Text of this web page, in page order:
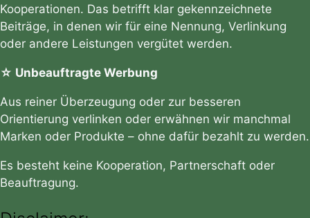
Kooperationen. Das betrifft klar gekennzeichnete
Beiträge, in denen wir für eine Nennung, Verlinkung
oder andere Leistungen vergütet werden.
☆ Unbeauftragte Werbung
Aus reiner Überzeugung oder zur besseren
Orientierung verlinken oder erwähnen wir manchmal
Marken oder Produkte – ohne dafür bezahlt zu werden.
Es besteht keine Kooperation, Partnerschaft oder
Beauftragung.